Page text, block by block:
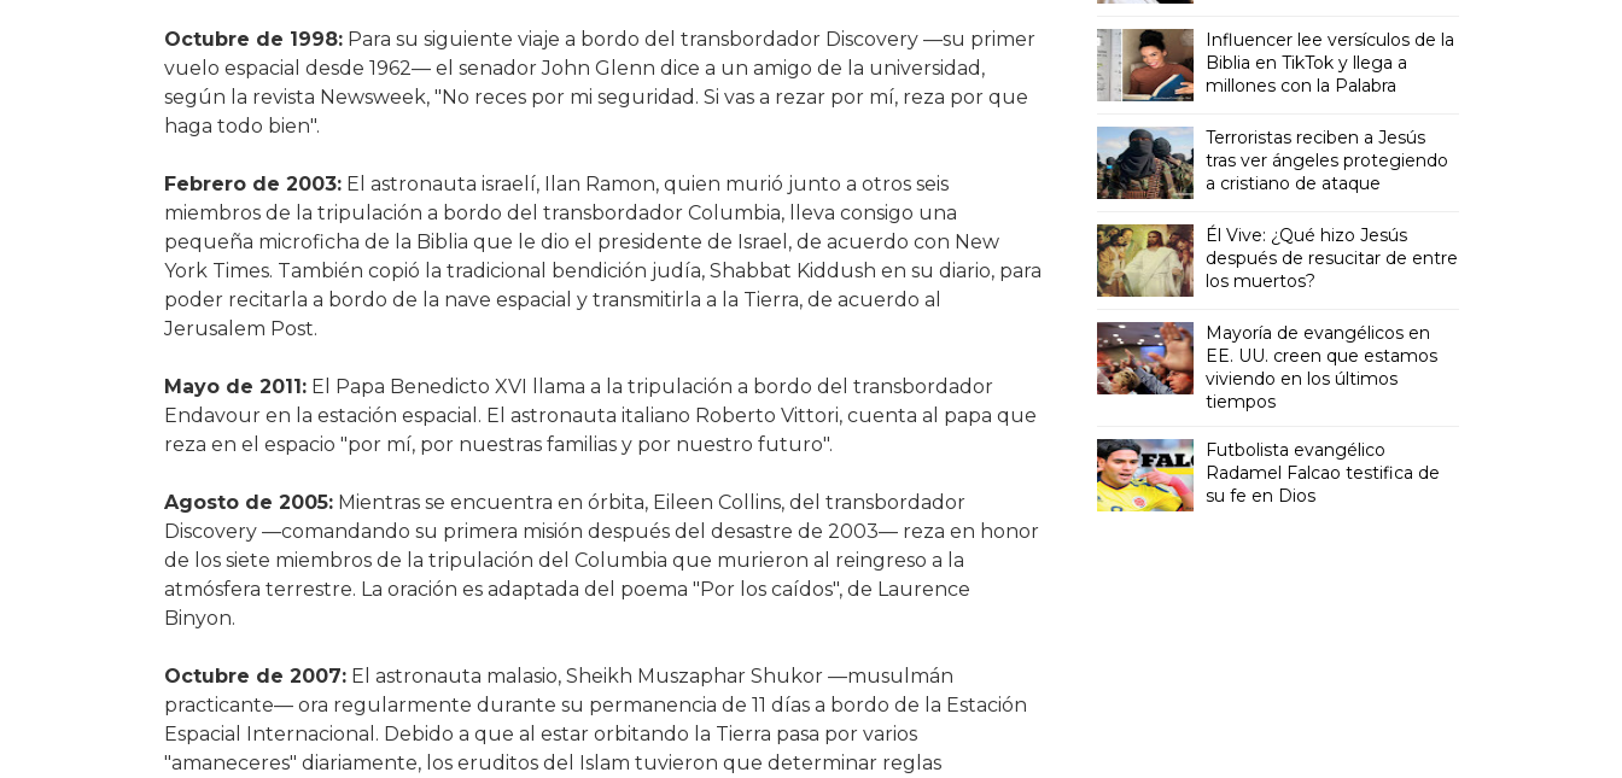
Octubre de 1998:Para su siguiente viaje a bordo del transbordador Discovery —su primer
vuelo espacial desde 1962— el senador John Glenn dice a un amigo de la universidad,
según la revista Newsweek, "No reces por mi seguridad. Si vas a rezar por mí, reza por que
haga todo bien".
Febrero de 2003:El astronauta israelí, Ilan Ramon, quien murió junto a otros seis
miembros de la tripulación a bordo del transbordador Columbia, lleva consigo una
pequeña microficha de la Biblia que le dio el presidente de Israel, de acuerdo con New
York Times. También copió la tradicional bendición judía, Shabbat Kiddush en su diario, para
poder recitarla a bordo de la nave espacial y transmitirla a la Tierra, de acuerdo al
Jerusalem Post.
Mayo de 2011:El Papa Benedicto XVI llama a la tripulación a bordo del transbordador
Endavour en la estación espacial. El astronauta italiano Roberto Vittori, cuenta al papa que
reza en el espacio "por mí, por nuestras familias y por nuestro futuro".
Agosto de 2005:Mientras se encuentra en órbita, Eileen Collins, del transbordador
Discovery —comandando su primera misión después del desastre de 2003— reza en honor
de los siete miembros de la tripulación del Columbia que murieron al reingreso a la
atmósfera terrestre. La oración es adaptada del poema "Por los caídos", de Laurence
Binyon.
Octubre de 2007:El astronauta malasio, Sheikh Muszaphar Shukor —musulmán
practicante— ora regularmente durante su permanencia de 11 días a bordo de la Estación
Espacial Internacional. Debido a que al estar orbitando la Tierra pasa por varios
"amaneceres" diariamente, los eruditos del Islam tuvieron que determinar reglas
Influencer lee versículos de la
Biblia en TikTok y llega a
millones con la Palabra
Terroristas reciben a Jesús
tras ver ángeles protegiendo
a cristiano de ataque
Él Vive: ¿Qué hizo Jesús
después de resucitar de entre
los muertos?
Mayoría de evangélicos en
EE. UU. creen que estamos
viviendo en los últimos
tiempos
Futbolista evangélico
Radamel Falcao testifica de
su fe en Dios